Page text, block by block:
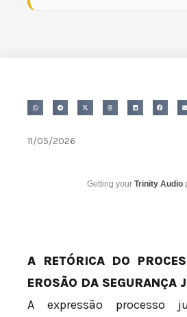
11/05/2026
Getting your Trinity Audio
A RETÓRICA DO
EROSÃO DA SEGURANÇA
A expressão processo